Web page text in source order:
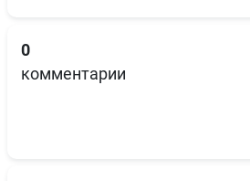
0
комментарии